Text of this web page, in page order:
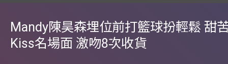
Mandy陳昊森埋位前打籃球扮輕鬆 甜
Kiss名場面 激吻8次收貨